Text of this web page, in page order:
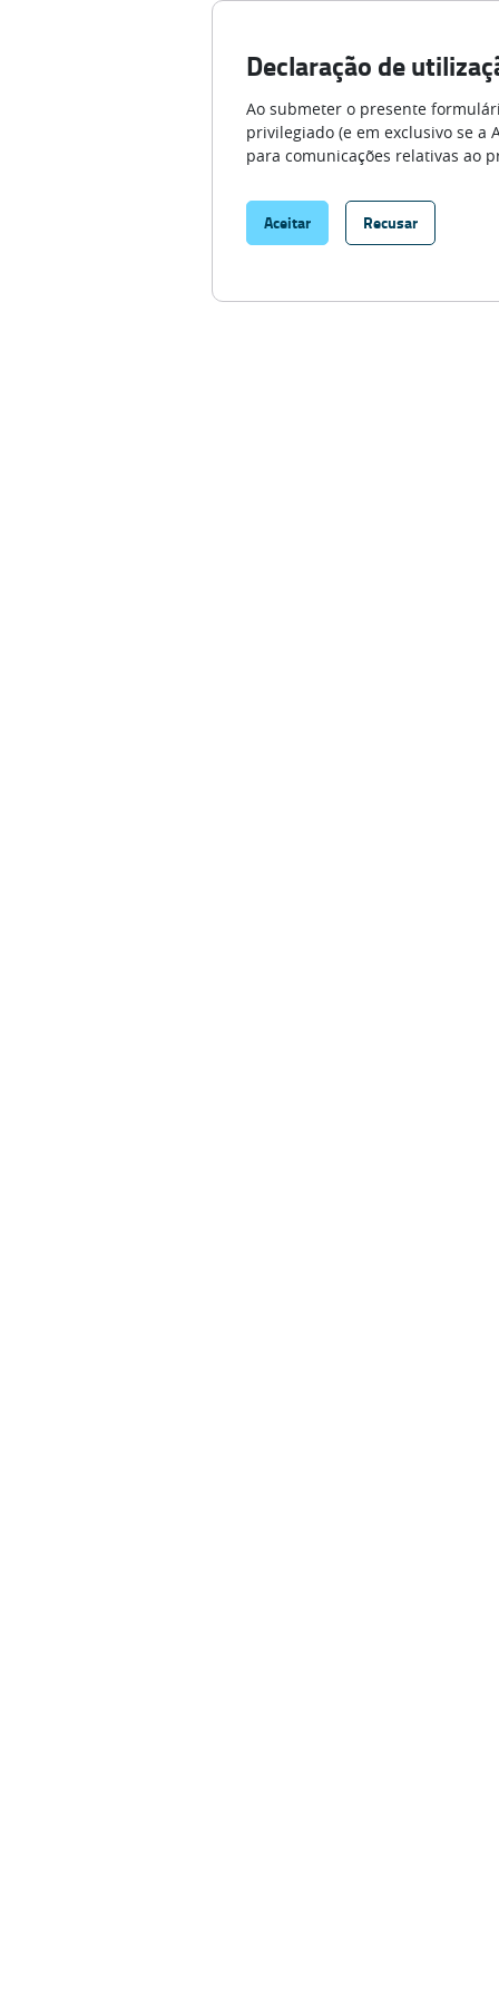
Declaração de
Ao submeter o presente
privilegiado (e em exclusivo se a
para comunicações relativas ao